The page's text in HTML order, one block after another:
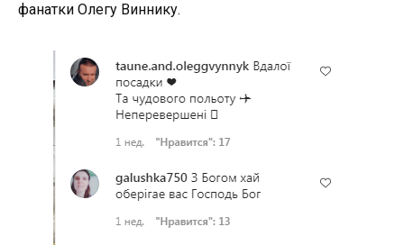
фанатки Олегу Виннику.